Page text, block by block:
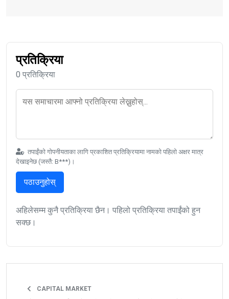
प्रतिक्रिया
0 प्रतिक्रिया
तपाईंको गोपनीयताका लागि प्रकाशित प्रतिक्रियामा नामको पहिलो अक्षर मात्र
देखाइनेछ (जस्तै: B***)।
पठाउनुहोस्
अहिलेसम्म कुनै प्रतिक्रिया छैन। पहिलो प्रतिक्रिया तपाईंको हुन
सक्छ।
CAPITAL MARKET